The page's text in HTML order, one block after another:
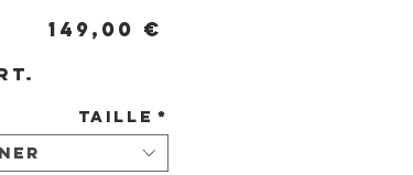
149,00 €
Taille *